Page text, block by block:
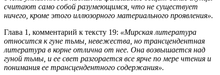
считают само собой разумеющимся, что не существует
ничего, кроме этого иллюзорного материального проявления».
Глава 1, комментарий к тексту 19: «Мирская литература
относится к гуне тьмы, невежества, но трансцендентная
литература в корне отлична от нее. Она возвышается над
гуной тьмы, и ее свет разгорается все ярче по мере чтения и
понимания ее трансцендентного содержания».